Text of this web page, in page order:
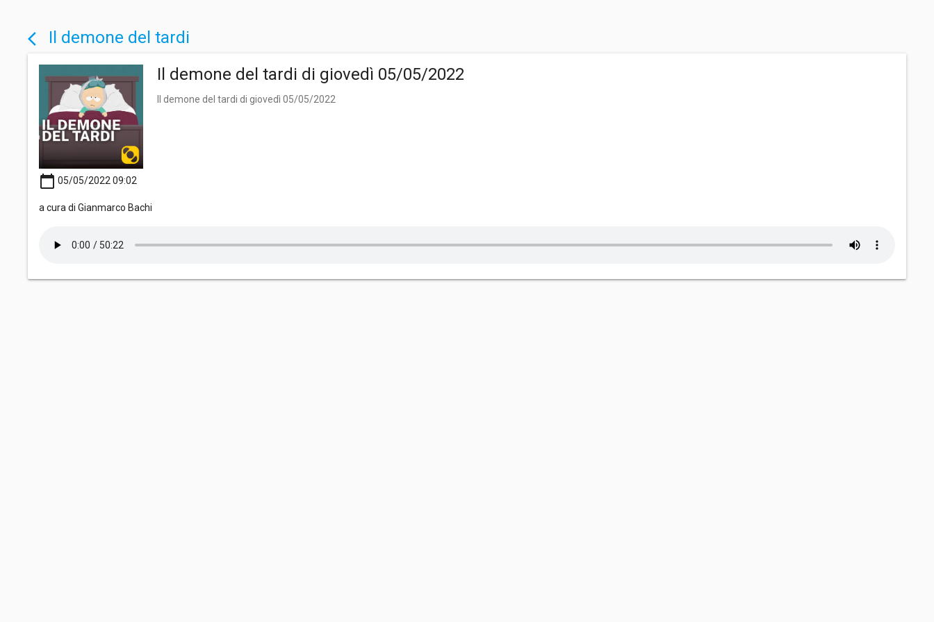
arrow_back_ios Il demone del tardi
Il demone del tardi di giovedì 05/05/2022
Il demone del tardi di giovedì 05/05/2022
calendar_today 05/05/2022 09:02
a cura di Gianmarco Bachi